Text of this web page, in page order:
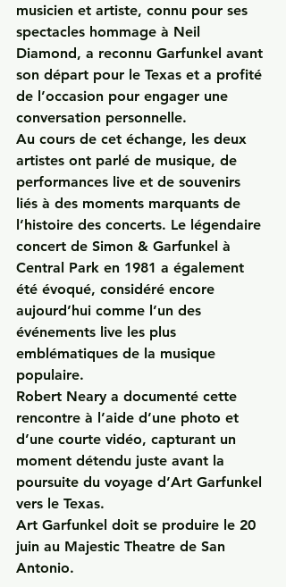
musicien et artiste, connu pour ses
spectacles hommage à Neil
Diamond, a reconnu Garfunkel avant
son départ pour le Texas et a profité
de l’occasion pour engager une
conversation personnelle.
Au cours de cet échange, les deux
artistes ont parlé de musique, de
performances live et de souvenirs
liés à des moments marquants de
l’histoire des concerts. Le légendaire
concert de Simon & Garfunkel à
Central Park en 1981 a également
été évoqué, considéré encore
aujourd’hui comme l’un des
événements live les plus
emblématiques de la musique
populaire.
Robert Neary a documenté cette
rencontre à l’aide d’une photo et
d’une courte vidéo, capturant un
moment détendu juste avant la
poursuite du voyage d’Art Garfunkel
vers le Texas.
Art Garfunkel doit se produire le 20
juin au Majestic Theatre de San
Antonio.